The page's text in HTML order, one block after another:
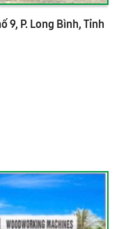
9, P. Long Bình, Tỉnh